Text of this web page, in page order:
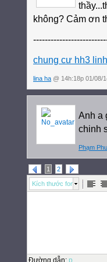
không? Cảm ơn
chung cư hh3
lina ha @ 14h:18p 01/08/
Anh a
chinh
Phạm
1 2
Kích thước font
Đường dẫn: p